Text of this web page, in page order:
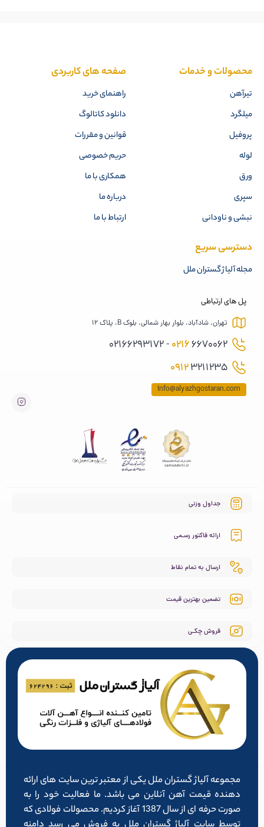
محصولات و خدمات
تیرآهن
میلگرد
پروفیل
لوله
ورق
سپری
نبشی و ناودانی
صفحه های کاربردی
راهنمای خرید
دانلود کاتالوگ
قوانین و مقررات
حریم خصوصی
همکاری با ما
درباره ما
ارتباط با ما
دسترسی سریع
مجله آلیاژ گستران ملل
پل های ارتباطی
تهران، شادآباد، بلوار بهار شمالی، بلوک B، پلاک 12
02166670062 - 02166293172
09123211235
Info@alyazhgostaran.com
جداول وزنی
ارائه فاکتور رسـمی
ارسال به تمام نقاط
تضمین بهترین قیمت
فروش چکـی
مجموعه آلیاژ گستران ملل یکی از معتبر ترین سایت های ارائه
دهنده قیمت آهن آنلاین می باشد. ما فعالیت خود را به
صورت حرفه ای از سال 1387 آغاز کردیم. محصولات فولادی که